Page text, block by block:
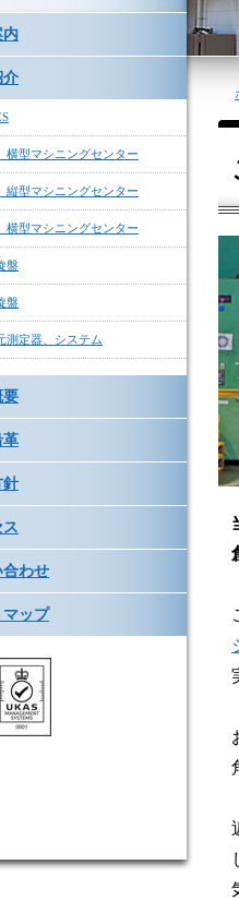
内
介
型マシニングセンター
型マシニングセンター
型マシニングセンター
盤
盤
測定器、システム
要
革
針
合わせ
ップ